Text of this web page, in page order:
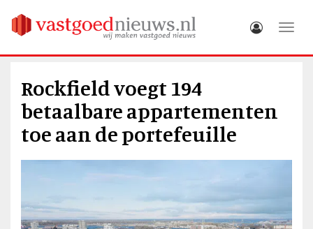
Rockfield voegt 194
betaalbare appartementen
toe aan de portefeuille